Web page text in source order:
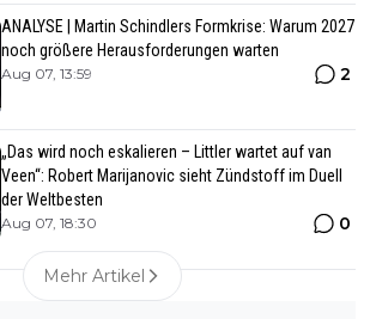
ANALYSE | Martin Schindlers Formkrise: Warum 2027
noch größere Herausforderungen warten
Aug 07, 13:59 2
„Das wird noch eskalieren – Littler wartet auf van
Veen“: Robert Marijanovic sieht Zündstoff im Duell
der Weltbesten
Aug 07, 18:30 0
Mehr Artikel